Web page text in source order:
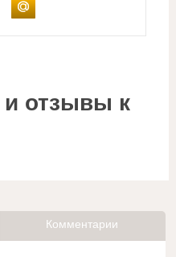
отзывы к
Комментарии